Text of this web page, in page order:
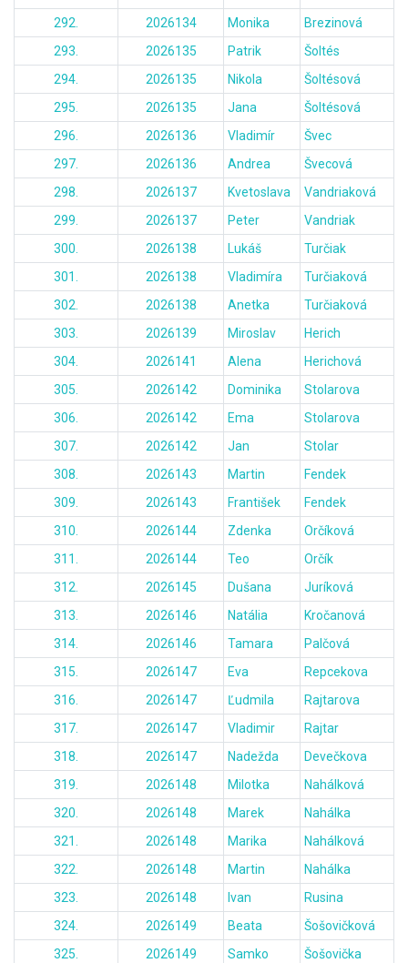
292.
2026134 Monika
Brezinová
293.
2026135 Patrik
Šoltés
294.
2026135 Nikola
Šoltésová
295.
2026135 Jana
Šoltésová
296.
2026136 Vladimír
Švec
297.
2026136 Andrea
Švecová
298.
2026137 Kvetoslava
Vandriaková
299.
2026137 Peter
Vandriak
300.
2026138 Lukáš
Turčiak
301.
2026138 Vladimíra
Turčiaková
302.
2026138 Anetka
Turčiaková
303.
2026139 Miroslav
Herich
304.
2026141 Alena
Herichová
305.
2026142 Dominika
Stolarova
306.
2026142 Ema
Stolarova
307.
2026142 Jan
Stolar
308.
2026143 Martin
Fendek
309.
2026143 František
Fendek
310.
2026144 Zdenka
Orčíková
311.
2026144 Teo
Orčík
312.
2026145 Dušana
Juríková
313.
2026146 Natália
Kročanová
314.
2026146 Tamara
Palčová
315.
2026147 Eva
Repcekova
316.
2026147 Ľudmila
Rajtarova
317.
2026147 Vladimir
Rajtar
318.
2026147 Nadežda
Devečkova
319.
2026148 Milotka
Nahálková
320.
2026148 Marek
Nahálka
321.
2026148 Marika
Nahálková
322.
2026148 Martin
Nahálka
323.
2026148 Ivan
Rusina
324.
2026149 Beata
Šošovičková
325.
2026149 Samko Šošovička